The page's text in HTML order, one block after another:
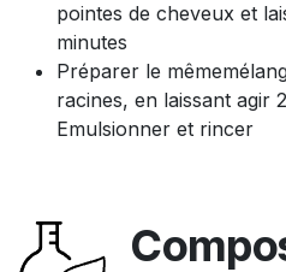
pointes de cheveux et
minutes
Préparer le
racines, en laissant agir
Emulsionner et rincer